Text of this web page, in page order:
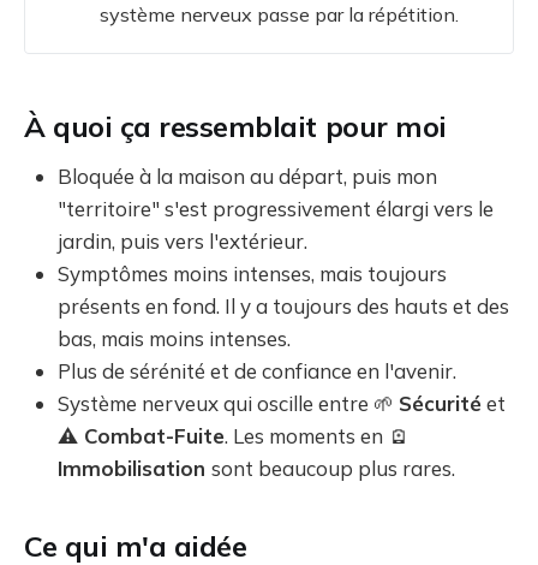
système nerveux passe par la répétition.
À quoi ça ressemblait pour moi
Bloquée à la maison au départ, puis mon
"territoire" s'est progressivement élargi vers le
jardin, puis vers l'extérieur.
Symptômes moins intenses, mais toujours
présents en fond. Il y a toujours des hauts et des
bas, mais moins intenses.
Plus de sérénité et de confiance en l'avenir.
Système nerveux qui oscille entre 🌱 Sécuritéet
⚠️ Combat-Fuite. Les moments en 🪫
Immobilisation sont beaucoup plus rares.
Ce qui m'a aidée